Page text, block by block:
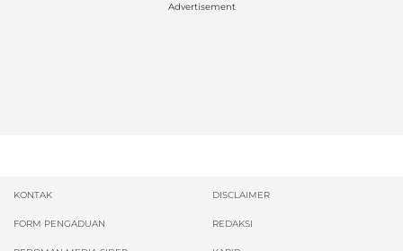
Advertisement
KONTAK DISCLAIMER
FORM PENGADUAN REDAKSI